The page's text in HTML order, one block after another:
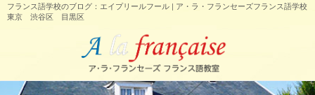
フランス語学校のブログ：エイプリールフール | ア・ラ・フランセーズフランス語学校
東京 渋谷区 目黒区